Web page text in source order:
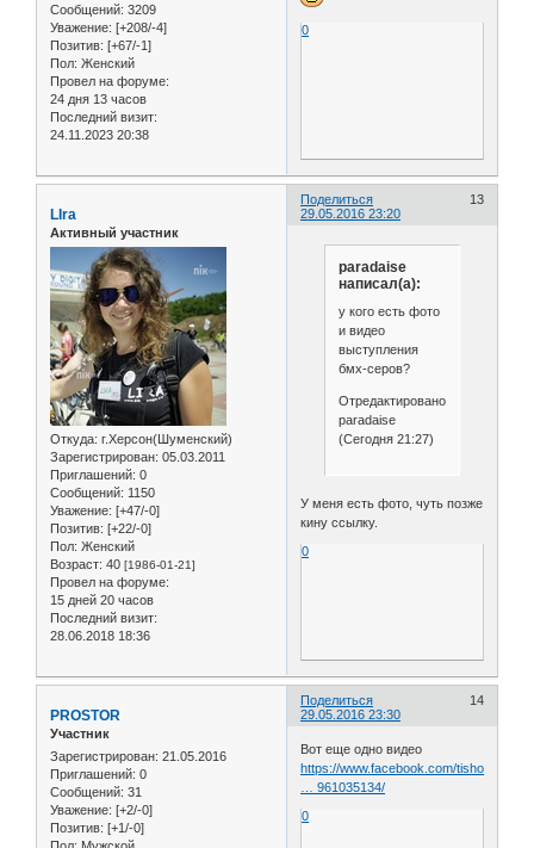
Сообщений: 3209
Уважение: [+208/-4]
Позитив: [+67/-1]
Пол: Женский
Провел на форуме:
24 дня 13 часов
Последний визит:
24.11.2023 20:38
0
Поделиться
13
29.05.2016 23:20
LIra
Активный участник
Откуда: г.Херсон(Шуменский)
Зарегистрирован: 05.03.2011
Приглашений: 0
Сообщений: 1150
Уважение: [+47/-0]
Позитив: [+22/-0]
Пол: Женский
Возраст: 40 [1986-01-21]
Провел на форуме:
15 дней 20 часов
Последний визит:
28.06.2018 18:36
paradaise
написал(а):
у кого есть фото
и видео
выступления
бмх-серов?
Отредактировано
paradaise
(Сегодня 21:27)
У меня есть фото, чуть позже
кину ссылку.
0
Поделиться
14
29.05.2016 23:30
PROSTOR
Участник
Зарегистрирован: 21.05.2016
Приглашений: 0
Сообщений: 31
Уважение: [+2/-0]
Позитив: [+1/-0]
Вот еще одно видео
https://www.facebook.com/tishofest/vide
… 961035134/
0